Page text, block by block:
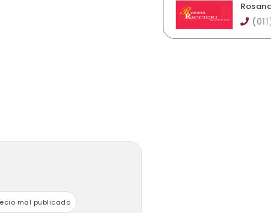
mal publicado